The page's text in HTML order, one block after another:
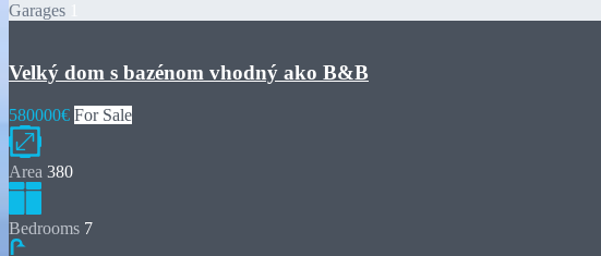
Garages
Velký dom s bazénom vhodný ako B&B
580000€ For Sale
Area 380
Bedrooms 7